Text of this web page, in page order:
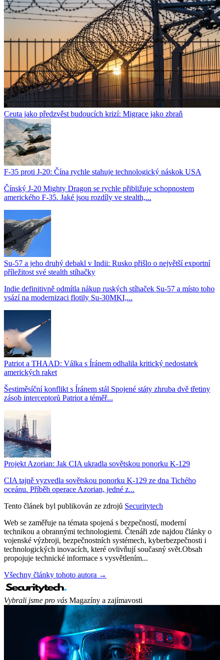
Ceuta jako předzvěst budoucích krizí: Migrace jako zbraň
F-35 proti J-20: Čína rychle stahuje technologický náskok USA
Čínský J-20 Mighty Dragon se rychle přibližuje schopnostem
amerického F-35. Jaké jsou rozdíly ve stealth,...
Su-57 a jeho druhý debakl v Indii: Rusko přišlo o největší exportní
příležitost své stealth stíhačky
Indie definitivně odmítla nákup ruských stíhaček Su-57 a místo toho
vsází na modernizaci flotily Su-30MKI,...
Patriot a THAAD: Válka s Íránem odhalila kritický nedostatek
amerických raket
Šestiměsíční konflikt s Íránem stál Spojené státy zhruba dvě třetiny
zásob interceptorů Patriot a téměř...
Projekt Azorian: Jak CIA ukradla sovětskou ponorku K-129
CIA tajně vyzvedla sovětskou ponorku K-129 ze dna Tichého
oceánu. Příběh operace Azorian, jedné z...
Tento článek byl publikován ze zdrojů Securitytech
Web se zaměřuje na témata spojená s bezpečností, moderní
technikou a obrannými technologiemi. Čtenáři zde najdou články o
vojenské výzbroji, bezpečnostních systémech, kyberbezpečnosti i
technologických inovacích, které ovlivňují současný svět.Obsah
propojuje technické informace s vysvětlením...
Všechny články tohoto autora →
Vybrali jsme pro vás Magazíny a zajímavosti